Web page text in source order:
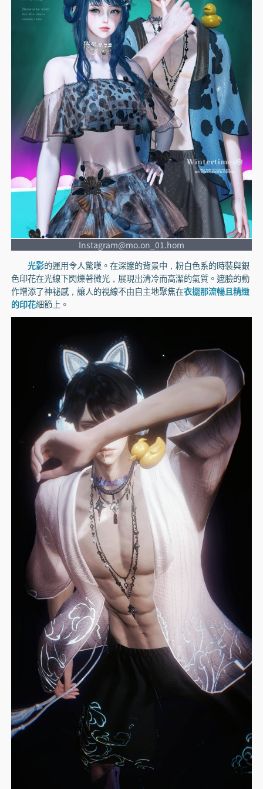
Instagram@mo.on_01.hom
光影的運用令人驚嘆。在深邃的背景中，粉白色系的時裝與銀
色印花在光線下閃爍著微光，展現出清冷而高潔的氣質。遮臉的動
作增添了神祕感，讓人的視線不由自主地聚焦在衣擺那流暢且精緻
的印花細節上。